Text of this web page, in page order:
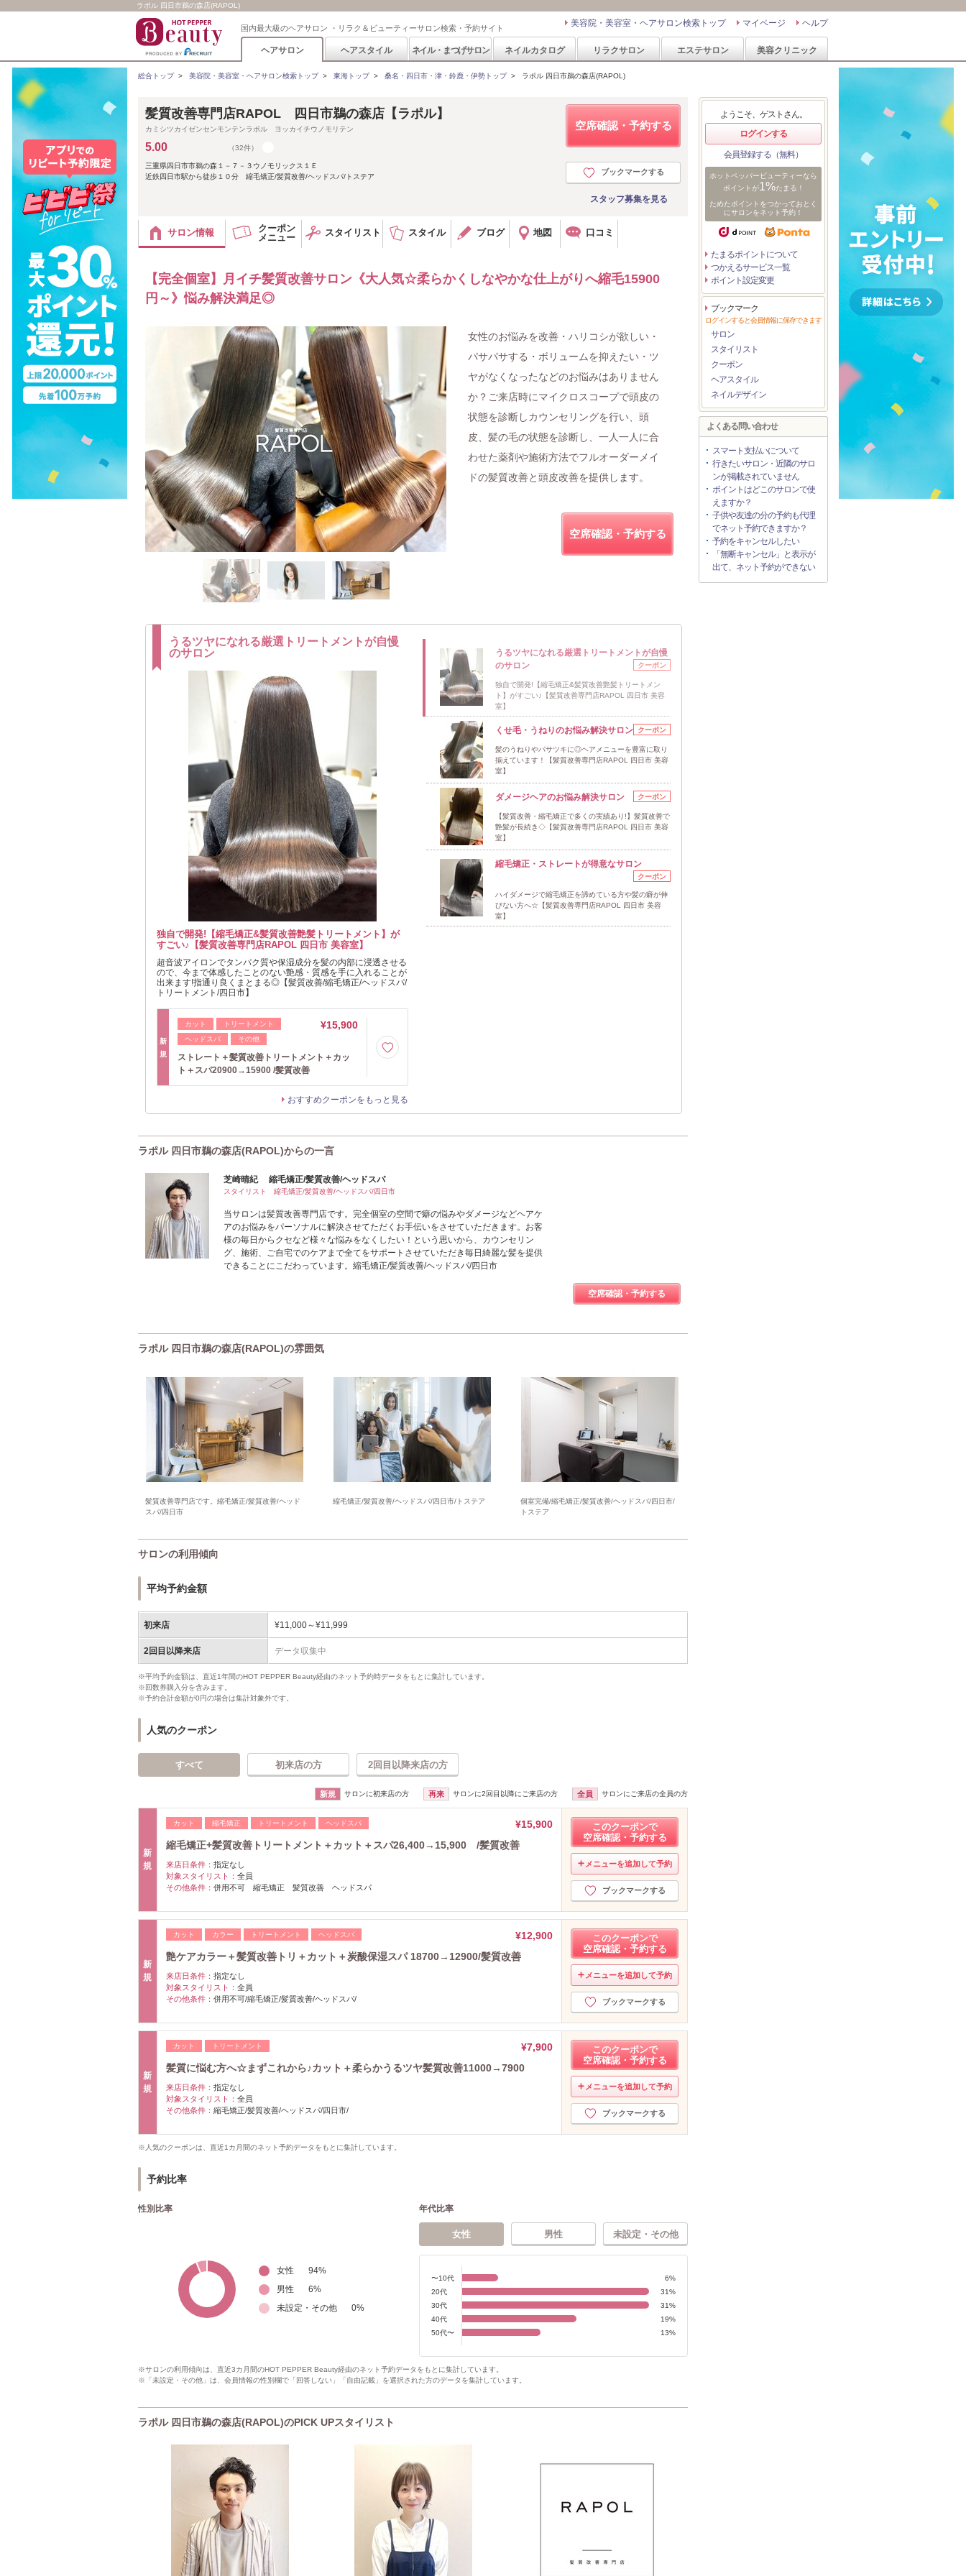
ラポル 四日市鵜の森店(RAPOL)
国内最大級のヘアサロン ・リラク＆ビューティーサロン検索・予約サイト ヘルプ
マイページ
美容院・美容室・ヘアサロン検索トップ
ヘアサロン ヘアスタイル ネイル・まつげサロン ネイルカタログ リラクサロン エステサロン 美容クリニック
総合トップ> 美容院・美容室・ヘアサロン検索トップ> 東海トップ> 桑名・四日市・津・鈴鹿・伊勢トップ> ラポル 四日市鵜の森店(RAPOL)
空席確認・予約する
ブックマークする
スタッフ募集を見る
髪質改善専門店RAPOL 四日市鵜の森店【ラポル】
カミシツカイゼンセンモンテンラポル ヨッカイチウノモリテン
5.00 （32件）
三重県四日市市鵜の森１－７－３ウノモリックス１Ｅ
近鉄四日市駅から徒歩１０分 縮毛矯正/髪質改善/ヘッドスパ/トステア
サロン情報
クーポン
メニュー
スタイリスト スタイル ブログ 地図 口コミ
【完全個室】月イチ髪質改善サロン《大人気☆柔らかくしなやかな仕上がりへ縮毛15900
円～》悩み解決満足◎
女性のお悩みを改善・ハリコシが欲しい・
パサパサする・ボリュームを抑えたい・ツ
ヤがなくなったなどのお悩みはありません
か？ご来店時にマイクロスコープで頭皮の
状態を診断しカウンセリングを行い、頭
皮、髪の毛の状態を診断し、一人一人に合
わせた薬剤や施術方法でフルオーダーメイ
ドの髪質改善と頭皮改善を提供します。
空席確認・予約する
うるツヤになれる厳選トリートメントが自慢
のサロン
独自で開発!【縮毛矯正&髪質改善艶髪トリートメント】が
すごい♪【髪質改善専門店RAPOL 四日市 美容室】
超音波アイロンでタンパク質や保湿成分を髪の内部に浸透させる
ので、今まで体感したことのない艶感・質感を手に入れることが
出来ます!指通り良くまとまる◎【髪質改善/縮毛矯正/ヘッドスパ/
トリートメント/四日市】
新
規
カット
トリートメント
ヘッドスパ
その他
¥15,900
ストレート＋髪質改善トリートメント＋カッ
ト＋スパ20900→15900 /髪質改善
おすすめクーポンをもっと見る
うるツヤになれる厳選トリートメントが自慢
のサロン
クーポン
独自で開発!【縮毛矯正&髪質改善艶髪トリートメン
ト】がすごい♪【髪質改善専門店RAPOL 四日市 美容
室】
くせ毛・うねりのお悩み解決サロン クーポン
髪のうねりやパサツキに◎ヘアメニューを豊富に取り
揃えています！【髪質改善専門店RAPOL 四日市 美容
室】
ダメージヘアのお悩み解決サロン クーポン
【髪質改善・縮毛矯正で多くの実績あり!】髪質改善で
艶髪が長続き◇【髪質改善専門店RAPOL 四日市 美容
室】
縮毛矯正・ストレートが得意なサロン
クーポン
ハイダメージで縮毛矯正を諦めている方や髪の癖が伸
びない方へ☆【髪質改善専門店RAPOL 四日市 美容
室】
ラポル 四日市鵜の森店(RAPOL)からの一言
芝崎晴紀 縮毛矯正/髪質改善/ヘッドスパ
スタイリスト 縮毛矯正/髪質改善/ヘッドスパ/四日市
当サロンは髪質改善専門店です。完全個室の空間で癖の悩みやダメージなどヘアケ
アのお悩みをパーソナルに解決させてただくお手伝いをさせていただきます。お客
様の毎日からクセなど様々な悩みをなくしたい！という思いから、カウンセリン
グ、施術、ご自宅でのケアまで全てをサポートさせていただき毎日綺麗な髪を提供
できることにこだわっています。縮毛矯正/髪質改善/ヘッドスパ/四日市
空席確認・予約する
ラポル 四日市鵜の森店(RAPOL)の雰囲気
髪質改善専門店です。縮毛矯正/髪質改善/ヘッド
スパ/四日市
縮毛矯正/髪質改善/ヘッドスパ/四日市/トステア
個室完備/縮毛矯正/髪質改善/ヘッドスパ/四日市/
トステア
サロンの利用傾向
平均予約金額
初来店 ¥11,000～¥11,999
2回目以降来店 データ収集中
※平均予約金額は、直近1年間のHOT PEPPER Beauty経由のネット予約時データをもとに集計しています。
※回数券購入分を含みます。
※予約合計金額が0円の場合は集計対象外です。
人気のクーポン
すべて 初来店の方 2回目以降来店の方
新規 サロンに初来店の方 再来 サロンに2回目以降にご来店の方 全員 サロンにご来店の全員の方
新
規
カット 縮毛矯正 トリートメント ヘッドスパ
¥15,900
縮毛矯正+髪質改善トリートメント＋カット＋スパ26,400→15,900 /髪質改善
来店日条件： 指定なし
対象スタイリスト： 全員
その他条件： 併用不可 縮毛矯正 髪質改善 ヘッドスパ
このクーポンで
空席確認・予約する
メニューを追加して予約
ブックマークする
新
規
カット カラー トリートメント ヘッドスパ
¥12,900
艶ケアカラー＋髪質改善トリ＋カット＋炭酸保湿スパ 18700→12900/髪質改善
来店日条件： 指定なし
対象スタイリスト： 全員
その他条件： 併用不可/縮毛矯正/髪質改善/ヘッドスパ/
このクーポンで
空席確認・予約する
メニューを追加して予約
ブックマークする
新
規
カット トリートメント
¥7,900
髪質に悩む方へ☆まずこれから♪カット＋柔らかうるツヤ髪質改善11000→7900
来店日条件： 指定なし
対象スタイリスト： 全員
その他条件： 縮毛矯正/髪質改善/ヘッドスパ/四日市/
このクーポンで
空席確認・予約する
メニューを追加して予約
ブックマークする
※人気のクーポンは、直近1カ月間のネット予約データをもとに集計しています。
予約比率
性別比率
女性 94%
男性
6%
未設定・その他
0%
年代比率
女性 男性 未設定・その他
〜10代
6%
20代
31%
30代
31%
40代
19%
50代〜
13%
※サロンの利用傾向は、直近3カ月間のHOT PEPPER Beauty経由のネット予約データをもとに集計しています。
※「未設定・その他」は、会員情報の性別欄で「回答しない」「自由記載」を選択された方のデータを集計しています。
ラポル 四日市鵜の森店(RAPOL)のPICK UPスタイリスト
ようこそ、ゲストさん。
ログインする
会員登録する（無料）
ホットペッパービューティーなら
ポイントが1%たまる！
ためたポイントをつかっておとく
にサロンをネット予約！
たまるポイントについて
つかえるサービス一覧
ポイント設定変更
ブックマーク
ログインすると会員情報に保存できます
サロン
スタイリスト
クーポン
ヘアスタイル
ネイルデザイン
よくある問い合わせ
スマート支払いについて
行きたいサロン・近隣のサロ
ンが掲載されていません
ポイントはどこのサロンで使
えますか？
子供や友達の分の予約も代理
でネット予約できますか？
予約をキャンセルしたい
「無断キャンセル」と表示が
出て、ネット予約ができない